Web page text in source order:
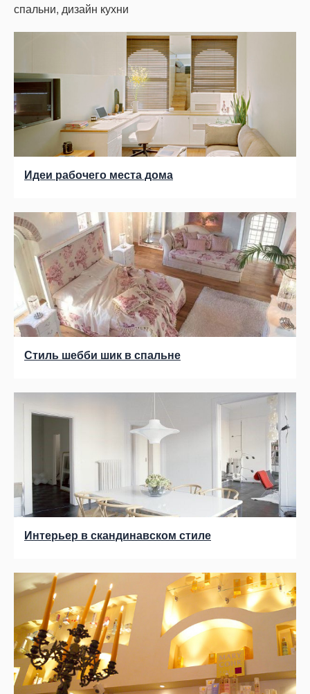
спальни, дизайн кухни
Идеи рабочего места дома
Стиль шебби шик в спальне
Интерьер в скандинавском стиле